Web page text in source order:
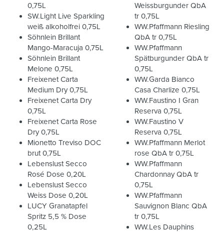
0,75L
SW.Light Live Sparkling
weiß alkoholfrei 0,75L
Söhnlein Brillant
Mango-Maracuja 0,75L
Söhnlein Brillant
Melone 0,75L
Freixenet Carta
Medium Dry 0,75L
Freixenet Carta Dry
0,75L
Freixenet Carta Rose
Dry 0,75L
Mionetto Treviso DOC
brut 0,75L
Lebenslust Secco
Rosé Dose 0,20L
Lebenslust Secco
Weiss Dose 0,20L
LUCY Granatapfel
Spritz 5,5 % Dose
0,25L
Weissburgunder QbA
tr 0,75L
WW.Pfaffmann Riesling
QbA tr 0,75L
WW.Pfaffmann
Spätburgunder QbA tr
0,75L
WW.Garda Bianco
Casa Charlize 0,75L
WW.Faustino I Gran
Reserva 0,75L
WW.Faustino V
Reserva 0,75L
WW.Pfaffmann Merlot
rose QbA tr 0,75L
WW.Pfaffmann
Chardonnay QbA tr
0,75L
WW.Pfaffmann
Sauvignon Blanc QbA
tr 0,75L
WW.Les Dauphins